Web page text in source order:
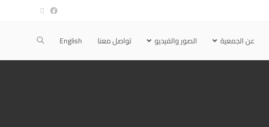
عن الجمعية الصور والفيديو تواصل معنا English